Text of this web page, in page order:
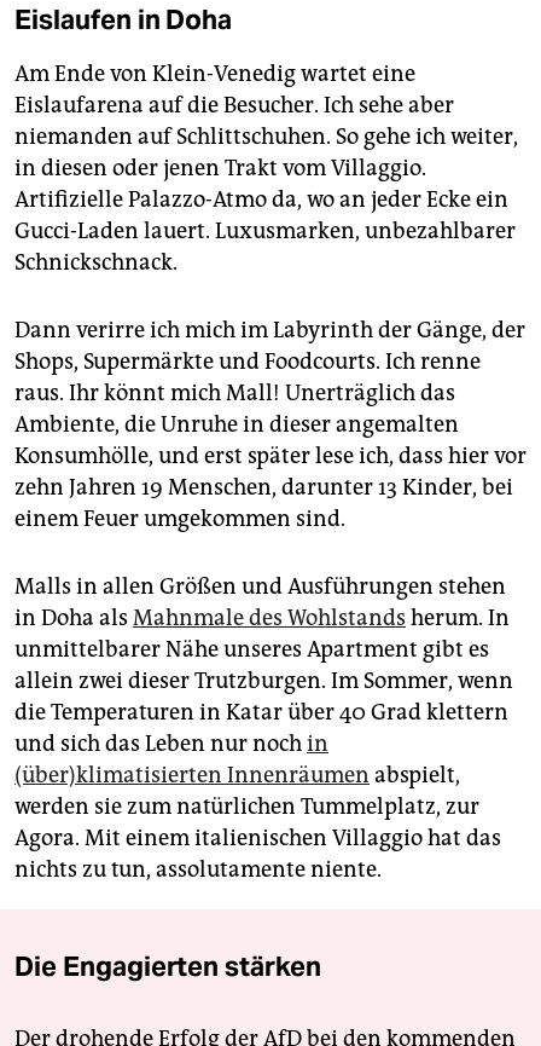
Eislaufen in Doha
Am Ende von Klein-Venedig wartet eine
Eislaufarena auf die Besucher. Ich sehe aber
niemanden auf Schlittschuhen. So gehe ich weiter,
in diesen oder jenen Trakt vom Villaggio.
Artifizielle Palazzo-Atmo da, wo an jeder Ecke ein
Gucci-Laden lauert. Luxusmarken, unbezahlbarer
Schnickschnack.
Dann verirre ich mich im Labyrinth der Gänge, der
Shops, Supermärkte und Foodcourts. Ich renne
raus. Ihr könnt mich Mall! Unerträglich das
Ambiente, die Unruhe in dieser angemalten
Konsumhölle, und erst später lese ich, dass hier vor
zehn Jahren 19 Menschen, darunter 13 Kinder, bei
einem Feuer umgekommen sind.
Malls in allen Größen und Ausführungen stehen
in Doha als Mahnmale des Wohlstands herum. In
unmittelbarer Nähe unseres Apartment gibt es
allein zwei dieser Trutzburgen. Im Sommer, wenn
die Temperaturen in Katar über 40 Grad klettern
und sich das Leben nur nochin
(über)klimatisierten Innenräumen abspielt,
werden sie zum natürlichen Tummelplatz, zur
Agora. Mit einem italienischen Villaggio hat das
nichts zu tun, assolutamente niente.
Die Engagierten stärken
Der drohende Erfolg der AfD bei den kommenden